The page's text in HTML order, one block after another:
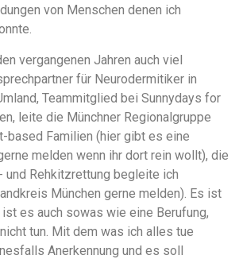
von Menschen denen ich
vergangenen Jahren auch viel
für Neurodermitiker in
Teammitglied bei Sunnydays for
leite die Münchner Regionalgruppe
based Familien (hier gibt es eine
melden wenn ihr dort rein wollt), die
und Rehkitzrettung begleite ich
München gerne melden). Es ist
es auch sowas wie eine Berufung,
tun. Mit dem was ich alles tue
Anerkennung und es soll